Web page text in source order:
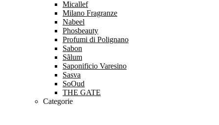
Micallef
Milano Fragranze
Nabeel
Phosbeauty
Profumi di Polignano
Sabon
Sãlum
Saponificio Varesino
Sasva
SoOud
THE GATE
Categorie